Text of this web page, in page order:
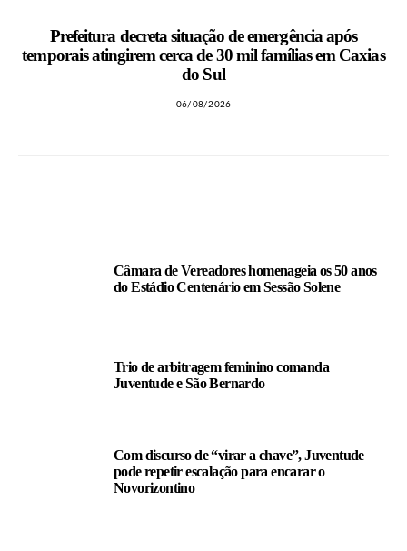
Prefeitura decreta situação de emergência após
temporais atingirem cerca de 30 mil famílias em Caxias
do Sul
06/08/2026
Câmara de Vereadores homenageia os 50 anos
do Estádio Centenário em Sessão Solene
Trio de arbitragem feminino comanda
Juventude e São Bernardo
Com discurso de “virar a chave”, Juventude
pode repetir escalação para encarar o
Novorizontino